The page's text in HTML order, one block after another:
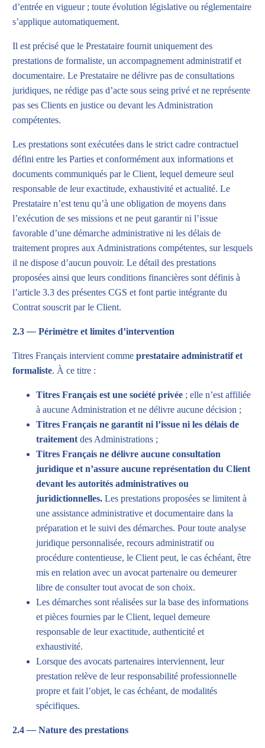
d’entrée en vigueur ; toute évolution législative ou réglementaire
s’applique automatiquement.
Il est précisé que le Prestataire fournit uniquement des
prestations de formaliste, un accompagnement administratif et
documentaire. Le Prestataire ne délivre pas de consultations
juridiques, ne rédige pas d’acte sous seing privé et ne représente
pas ses Clients en justice ou devant les Administration
compétentes.
Les prestations sont exécutées dans le strict cadre contractuel
défini entre les Parties et conformément aux informations et
documents communiqués par le Client, lequel demeure seul
responsable de leur exactitude, exhaustivité et actualité. Le
Prestataire n’est tenu qu’à une obligation de moyens dans
l’exécution de ses missions et ne peut garantir ni l’issue
favorable d’une démarche administrative ni les délais de
traitement propres aux Administrations compétentes, sur lesquels
il ne dispose d’aucun pouvoir. Le détail des prestations
proposées ainsi que leurs conditions financières sont définis à
l’article 3.3 des présentes CGS et font partie intégrante du
Contrat souscrit par le Client.
2.3—Périmètre et limites d’intervention
Titres Français intervient comme prestataire administratif et
formaliste. À ce titre :
Titres Français est une société privée ; elle n’est affiliée
à aucune Administration et ne délivre aucune décision ;
Titres Français ne garantit ni l’issue ni les délais de
traitement des Administrations ;
Titres Français ne délivre aucune consultation
juridique et n’assure aucune représentation du Client
devant les autorités administratives ou
juridictionnelles. Les prestations proposées se limitent à
une assistance administrative et documentaire dans la
préparation et le suivi des démarches. Pour toute analyse
juridique personnalisée, recours administratif ou
procédure contentieuse, le Client peut, le cas échéant, être
mis en relation avec un avocat partenaire ou demeurer
libre de consulter tout avocat de son choix.
Les démarches sont réalisées sur la base des informations
et pièces fournies par le Client, lequel demeure
responsable de leur exactitude, authenticité et
exhaustivité.
Lorsque des avocats partenaires interviennent, leur
prestation relève de leur responsabilité professionnelle
propre et fait l’objet, le cas échéant, de modalités
spécifiques.
2.4—Nature des prestations